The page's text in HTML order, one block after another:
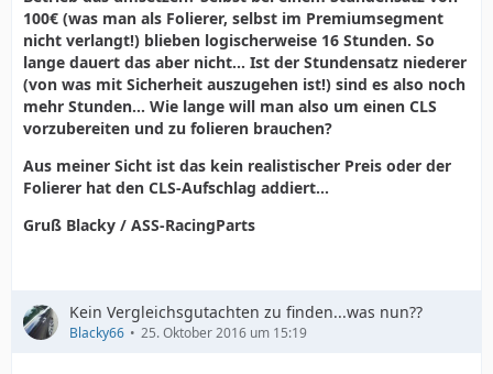
100€ (was man als Folierer, selbst im Premiumsegment
nicht verlangt!) blieben logischerweise 16 Stunden. So
lange dauert das aber nicht... Ist der Stundensatz niederer
(von was mit Sicherheit auszugehen ist!) sind es also noch
mehr Stunden... Wie lange will man also um einen CLS
vorzubereiten und zu folieren brauchen?
Aus meiner Sicht ist das kein realistischer Preis oder der
Folierer hat den CLS-Aufschlag addiert...
Gruß Blacky / ASS-RacingParts
Kein Vergleichsgutachten zu finden...was nun??
Blacky66 25. Oktober 2016 um 15:19